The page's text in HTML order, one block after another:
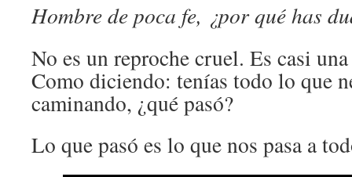
Hombre de poca fe, ¿por qué has
No es un reproche cruel. Es casi
Como diciendo: tenías todo lo que
caminando, ¿qué pasó?
Lo que pasó es lo que nos pasa a